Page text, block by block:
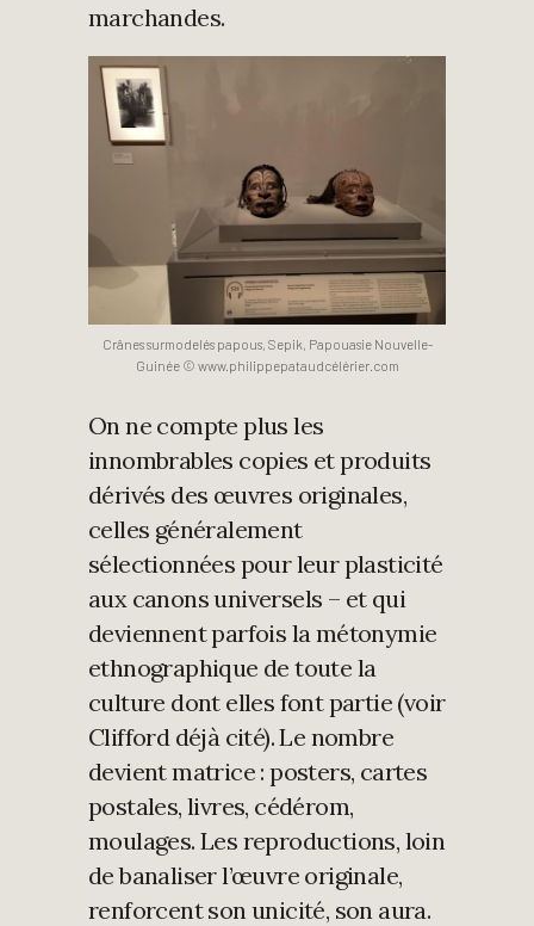
marchandes.
Crânes surmodelés papous, Sepik, Papouasie Nouvelle-
Guinée © www.philippepataudcélérier.com
On ne compte plus les
innombrables copies et produits
dérivés des œuvres originales,
celles généralement
sélectionnées pour leur plasticité
aux canons universels – et qui
deviennent parfois la métonymie
ethnographique de toute la
culture dont elles font partie (voir
Clifford déjà cité). Le nombre
devient matrice : posters, cartes
postales, livres, cédérom,
moulages. Les reproductions, loin
de banaliser l’œuvre originale,
renforcent son unicité, son aura.